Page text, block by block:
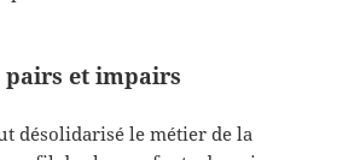
pairs et impairs
désolidarisé le métier de la